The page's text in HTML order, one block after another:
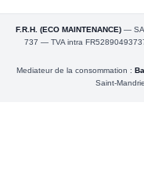
F.R.H. (ECO MAINTENANCE)—
737 — TVA intra
Mediateur de la consommation :
Saint-